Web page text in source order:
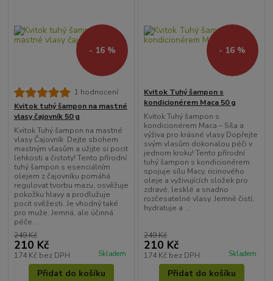
- 16 %
1 hodnocení
Kvitok tuhý šampon na mastné
vlasy čajovník 50 g
Kvitok Tuhý šampon na mastné
vlasy Čajovník Dejte sbohem
mastným vlasům a užijte si pocit
lehkosti a čistoty! Tento přírodní
tuhý šampon s esenciálním
olejem z čajovníku pomáhá
regulovat tvorbu mazu, osvěžuje
pokožku hlavy a prodlužuje
pocit svěžesti. Je vhodný také
pro muže. Jemná, ale účinná
péče...
249 Kč
210 Kč
174 Kč bez DPH Skladem
Přidat do košíku
- 16 %
Kvitok Tuhý šampon s
kondicionérem Maca 50 g
Kvitok Tuhý šampon s
kondicionérem Maca – Síla a
výživa pro krásné vlasy Dopřejte
svým vlasům dokonalou péči v
jednom kroku! Tento přírodní
tuhý šampon s kondicionérem
spojuje sílu Macy, ricinového
oleje a vyživujících složek pro
zdravé, lesklé a snadno
rozčesatelné vlasy. Jemně čistí,
hydratuje a ...
249 Kč
210 Kč
174 Kč bez DPH Skladem
Přidat do košíku